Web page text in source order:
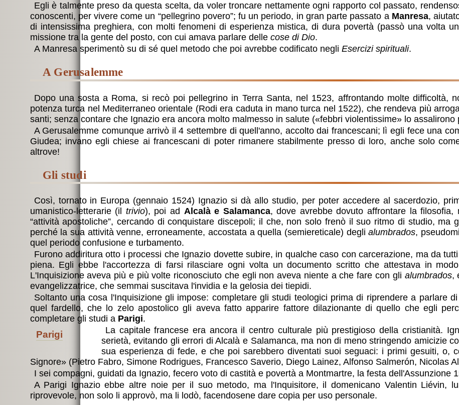
Egli è talmente preso da questa scelta, da voler troncare nettamente ogni rapporto col passato,
conoscenti, per vivere come un “pellegrino povero”; fu un periodo, in gran parte passato a Manresa,
di intensissima preghiera, con molti fenomeni di esperienza mistica, di dura povertà (passò una volta
missione tra la gente del posto, con cui amava parlare delle cose di Dio.
A Manresa sperimentò su di sé quel metodo che poi avrebbe codificato negli Esercizi spirituali.
a Gerusalemme
Dopo una sosta a Roma, si recò poi pellegrino in Terra Santa, nel 1523, affrontando molte difficoltà,
potenza turca nel Mediterraneo orientale (Rodi era caduta in mano turca nel 1522), che rendeva più
santi; senza contare che Ignazio era ancora molto malmesso in salute («febbri violentissime» lo
A Gerusalemme comunque arrivò il 4 settembre di quell'anno, accolto dai francescani; lì egli fece una
Giudea; invano egli chiese ai francescani di poter rimanere stabilmente presso di loro, anche solo
altrove!
gli studi
Così, tornato in Europa (gennaio 1524) Ignazio si dà allo studio, per poter accedere al sacerdozio,
umanistico-letterarie (il trivio), poi ad Alcalà e Salamanca, dove avrebbe dovuto affrontare la
“attività apostoliche”, cercando di conquistare discepoli; il che, non solo frenò il suo ritmo di studio, ma
perché la sua attività venne, erroneamente, accostata a quella (semiereticale) deglialumbrados,
quel periodo confusione e turbamento.
Furono addiritura otto i processi che Ignazio dovette subire, in qualche caso con carcerazione, ma da
piena. Egli ebbe l'accortezza di farsi rilasciare ogni volta un documento scritto che attestava in
L'Inquisizione aveva più e più volte riconosciuto che egli non aveva niente a che fare con gli alumbrados,
evangelizzatrice, che semmai suscitava l'invidia e la gelosia dei tiepidi.
Soltanto una cosa l'Inquisizione gli impose: completare gli studi teologici prima di riprendere a parlare
quel fardello, che lo zelo apostolico gli aveva fatto apparire fattore dilazionante di quello che egli
completare gli studi a Parigi.
Parigi
La capitale francese era ancora il centro culturale più prestigioso della cristianità. Ignazio vi studiò, dal 1528 al 1535, con grande
serietà, evitando gli errori di Alcalà e Salamanca, ma non di meno stringendo amicizie
sua esperienza di fede, e che poi sarebbero diventati suoi seguaci: i primi gesuiti, o,
Signore» (Pietro Fabro, Simone Rodrigues, Francesco Saverio, Diego Lainez, Alfonso Salmerón, Nicolas
I sei compagni, guidati da Ignazio, fecero voto di castità e povertà a Montmartre, la festa dell'Assunzione
A Parigi Ignazio ebbe altre noie per il suo metodo, ma l'Inquisitore, il domenicano Valentin Liévin,
riprovevole, non solo li approvò, ma li lodò, facendosene dare copia per uso personale.